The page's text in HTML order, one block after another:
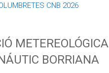
CNB 2026
METEREOLÓGICA
BORRIANA